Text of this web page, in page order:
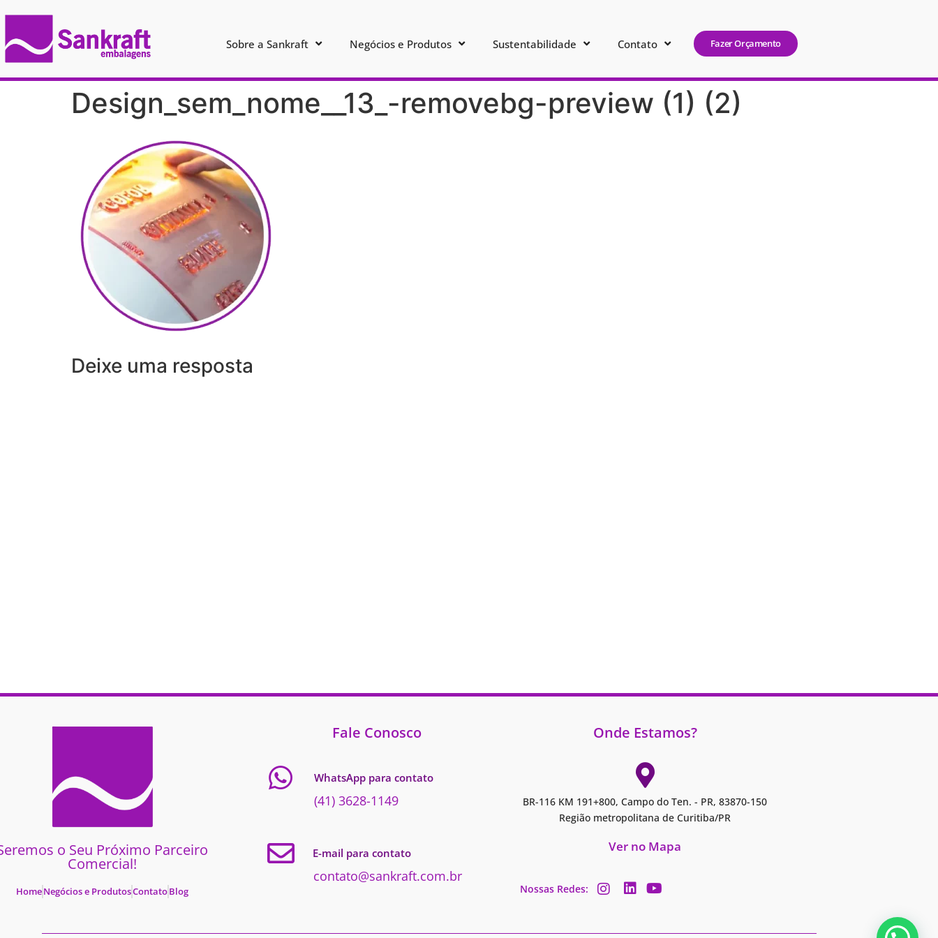
Sobre a Sankraft Negócios e Produtos Sustentabilidade Contato Fazer Orçamento
Design_sem_nome__13_-removebg-preview (1) (2)
Deixe uma resposta
o Seu Próximo Parceiro
Comercial!
HomeNegócios e ProdutosContatoBlog
Fale Conosco
WhatsApp para contato
(41) 3628-1149
E-mail para contato
contato@sankraft.com.br
Onde Estamos?
BR-116 KM 191+800, Campo do Ten. - PR, 83870-150
Região metropolitana de Curitiba/PR
Ver no Mapa
Nossas Redes: